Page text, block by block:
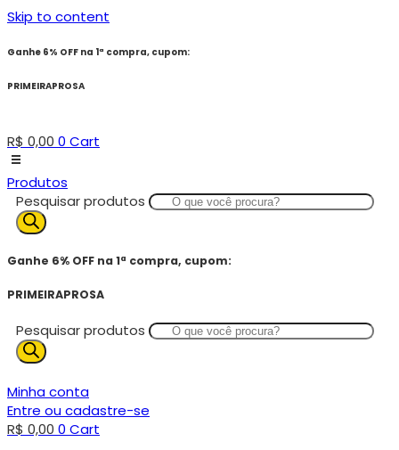
Skip to content
Ganhe 6% OFF na 1ª compra, cupom:
PRIMEIRAPROSA
R$ 0,00 0 Cart
Produtos
Pesquisar produtos
Ganhe 6% OFF na 1ª compra, cupom:
PRIMEIRAPROSA
Pesquisar produtos
Minha conta
Entre ou cadastre-se
R$ 0,00 0 Cart